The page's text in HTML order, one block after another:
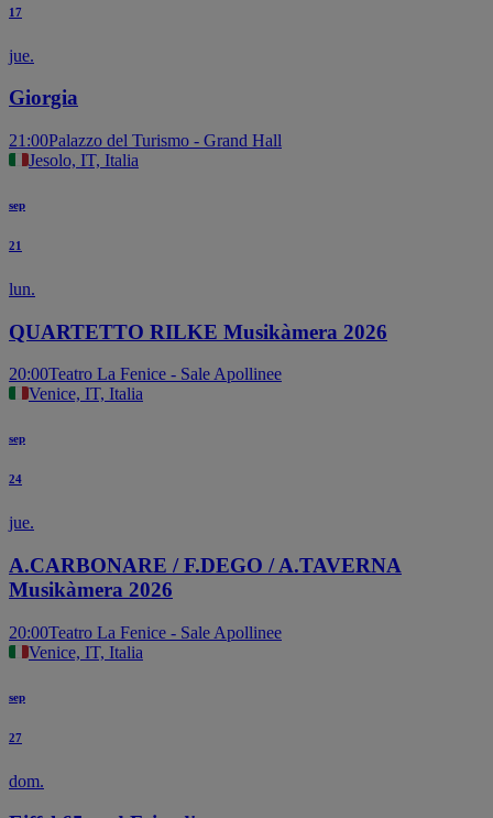
17
jue.
Giorgia
21:00Palazzo del Turismo - Grand Hall
Jesolo, IT, Italia
sep
21
lun.
QUARTETTO RILKE Musikàmera 2026
20:00Teatro La Fenice - Sale Apollinee
Venice, IT, Italia
sep
24
jue.
A.CARBONARE / F.DEGO / A.TAVERNA
Musikàmera 2026
20:00Teatro La Fenice - Sale Apollinee
Venice, IT, Italia
sep
27
dom.